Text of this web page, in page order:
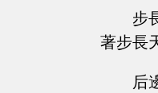
步
著步長
后